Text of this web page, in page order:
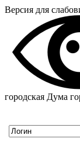
Версия для
городская Дума